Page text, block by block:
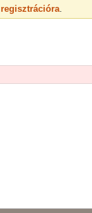
regisztrációra.